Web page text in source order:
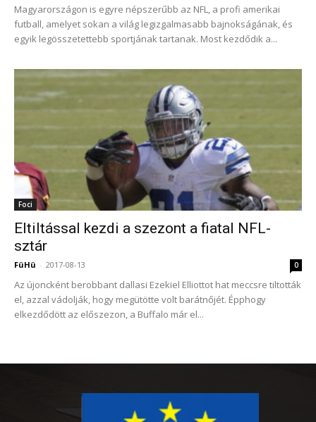
Magyarországon is egyre népszerűbb az NFL, a profi amerikai
futball, amelyet sokan a világ legizgalmasabb bajnokságának, és
egyik legösszetettebb sportjának tartanak. Most kezdődik a...
Foci
Eltiltással kezdi a szezont a fiatal NFL-
sztár
FüHü - 2017-08-13 0
Az újoncként berobbant dallasi Ezekiel Elliottot hat meccsre tiltották
el, azzal vádolják, hogy megütötte volt barátnőjét. Épphogy
elkezdődött az előszezon, a Buffalo már el...